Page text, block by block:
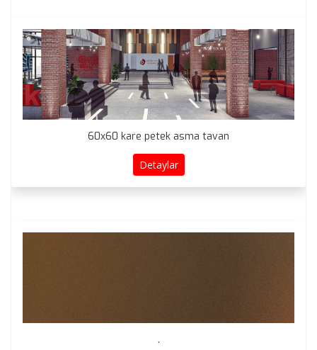
60x60 kare petek asma tavan
Detaylar
.